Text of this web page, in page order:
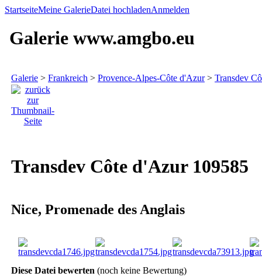
StartseiteMeine GalerieDatei hochladenAnmelden
Galerie www.amgbo.eu
Galerie > Frankreich > Provence-Alpes-Côte d'Azur> Transdev
Transdev Côte d'Azur 109585
Nice, Promenade des Anglais
Diese Datei bewerten (noch keine Bewertung)